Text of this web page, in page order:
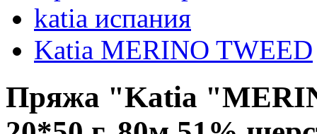
katia испания
Katia MERINO TWEED
Пряжа "Katia